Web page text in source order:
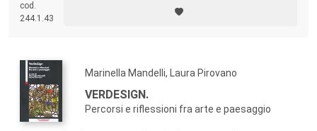
progettisti, di applicazioni ed esperienze. È il racconto di come
semiotici e progettisti si possono incontrare sul campo.
cod.
244.1.43
Marinella Mandelli, Laura Pirovano
VERDESIGN.
Percorsi e riflessioni fra arte e paesaggio